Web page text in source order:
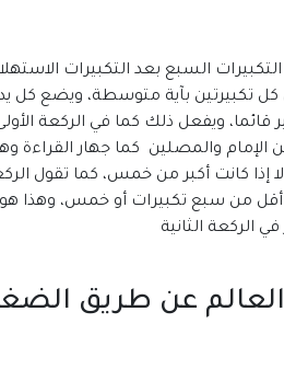
السبع بعد التكبيرات
كل تكبيرتين بآية متوسطة، ويضع كل
قائما، ويفعل ذلك كما في الركعة
والمصلين كما جهار القراءة
إذا كانت أكبر من خمس، كما تقول
من سبع تكبيرات أو خمس، وهذا هو
الركعة الثانية
عن طريق